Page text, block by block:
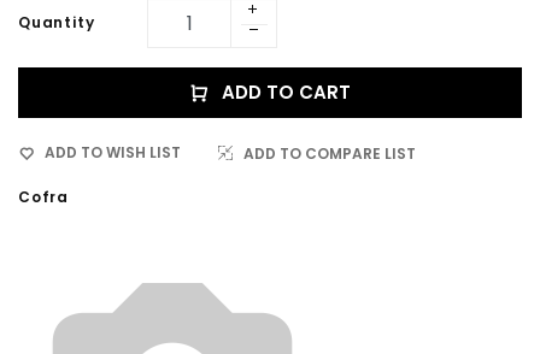
Quantity
ADD TO CART
ADD TO WISH LIST ADD TO COMPARE LIST
Cofra